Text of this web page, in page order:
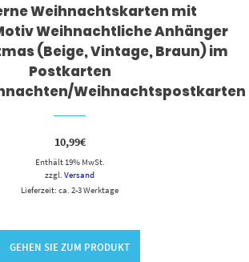
Weihnachtskarten mit
Weihnachtliche Anhänger
(Beige, Vintage, Braun) im
Postkarten
Weihnachtspostkarten
10,99€
Enthält 19% MwSt.
zzgl. Versand
Lieferzeit: ca. 2-3 Werktage
GEHEN SIE ZUM PRODUKT